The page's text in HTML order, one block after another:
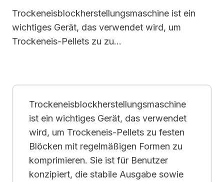
Trockeneisblockherstellungsmaschine ist ein
wichtiges Gerät, das verwendet wird, um
Trockeneis-Pellets zu zu…
Trockeneisblockherstellungsmaschine
ist ein wichtiges Gerät, das verwendet
wird, um Trockeneis-Pellets zu festen
Blöcken mit regelmäßigen Formen zu
komprimieren. Sie ist für Benutzer
konzipiert, die stabile Ausgabe sowie